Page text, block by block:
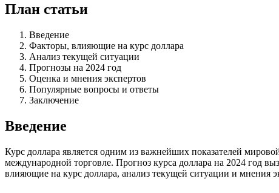
План статьи
Введение
Факторы, влияющие на курс доллара
Анализ текущей ситуации
Прогнозы на 2024 год
Оценка и мнения экспертов
Популярные вопросы и ответы
Заключение
Введение
Курс доллара является одним из важнейших показателей
международной торговле. Прогноз курса доллара на 2024 год
влияющие на курс доллара, анализ текущей ситуации и мнения